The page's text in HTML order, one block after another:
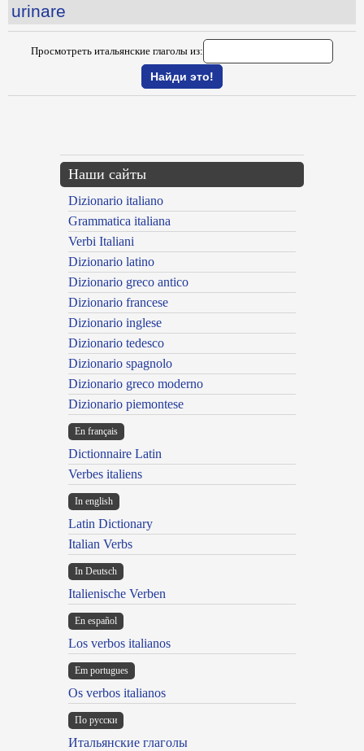
urinare
Просмотреть итальянские глаголы из:
Наши сайты
Dizionario italiano
Grammatica italiana
Verbi Italiani
Dizionario latino
Dizionario greco antico
Dizionario francese
Dizionario inglese
Dizionario tedesco
Dizionario spagnolo
Dizionario greco moderno
Dizionario piemontese
En français
Dictionnaire Latin
Verbes italiens
In english
Latin Dictionary
Italian Verbs
In Deutsch
Italienische Verben
En español
Los verbos italianos
Em portugues
Os verbos italianos
По русски
Итальянские глаголы